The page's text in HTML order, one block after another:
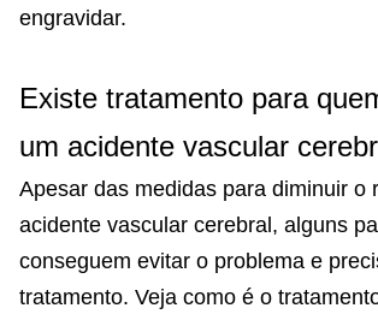
engravidar.
Existe tratamento para
um acidente vascular
Apesar das medidas para diminuir o
acidente vascular cerebral, alguns
conseguem evitar o problema e
tratamento. Veja como é o